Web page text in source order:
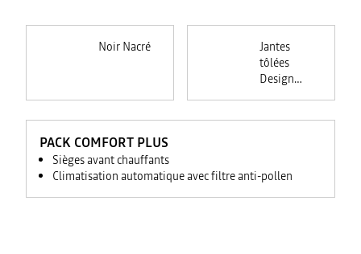
Noir Nacré
Jantes
tôlées
Design
PACK COMFORT PLUS
Sièges avant chauffants
Climatisation automatique avec filtre anti-pollen